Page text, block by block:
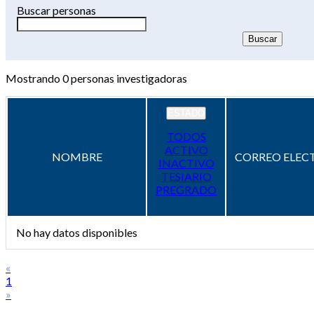
Buscar personas
Mostrando0personas investigadoras
NOMBRE
TODOS
ACTIVO
INACTIVO
TESIARIO
PREGRADO
CORREO
No hay datos disponibles
«
1
»